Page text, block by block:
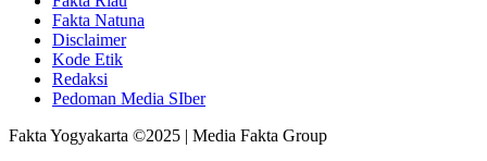
Fakta Natuna
Disclaimer
Kode Etik
Redaksi
Pedoman Media SIber
Fakta Yogyakarta ©2025 | Media Fakta Group